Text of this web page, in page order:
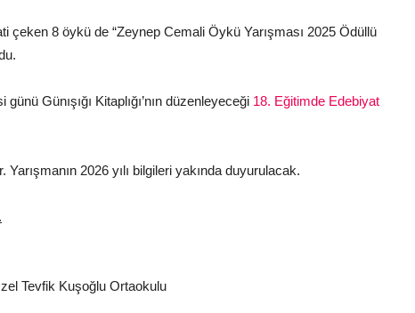
çeken 8 öykü de “Zeynep Cemali Öykü Yarışması 2025 Ödüllü
Günışığı Kitaplığı’nın düzenleyeceği 18. Eğitimde Edebiyat
2026 yılı bilgileri yakında duyurulacak.
Tevfik Kuşoğlu Ortaokulu